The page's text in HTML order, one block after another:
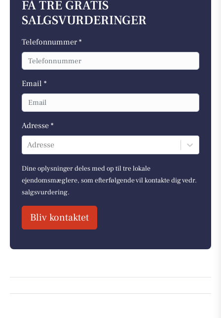
FÅ TRE GRATIS
SALGSVURDERINGER
Telefonnummer *
Email *
Adresse *
Adresse
Dine oplysninger deles med op til tre lokale
ejendomsmæglere, som efterfølgende vil kontakte dig vedr.
salgsvurdering.
Bliv kontaktet